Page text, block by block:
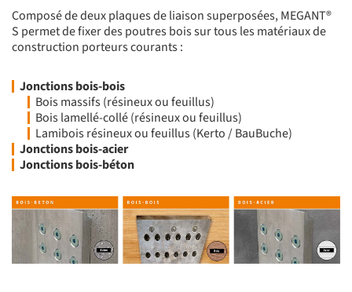
Composé de deux plaques de liaison superposées, MEGANT®
S permet de fixer des poutres bois sur tous les matériaux de
construction porteurs courants :
Jonctions bois-bois
Bois massifs (résineux ou feuillus)
Bois lamellé-collé (résineux ou feuillus)
Lamibois résineux ou feuillus (Kerto / BauBuche)
Jonctions bois-acier
Jonctions bois-béton